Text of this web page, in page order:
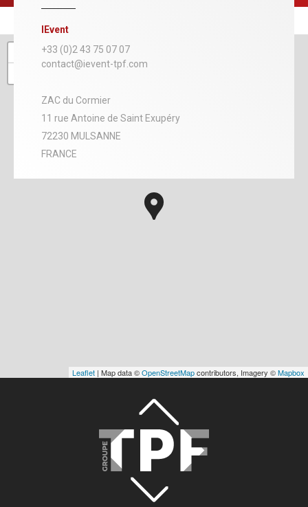
Leaflet | Map data ©OpenStreetMapcontributors, Imagery ©Mapbox
IEvent
+33 (0)2 43 75 07 07
contact@ievent-tpf.com
ZAC du Cormier
11 rue Antoine de Saint Exupéry
72230 MULSANNE
FRANCE